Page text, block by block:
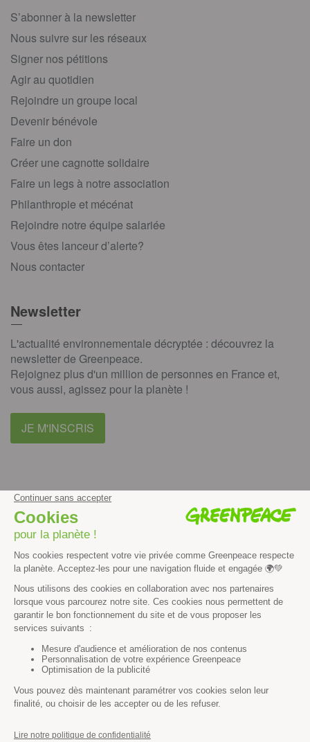
S’abonner à la newsletter
Nous suivre sur les réseaux
Signer nos pétitions
Agir au quotidien
Rejoindre un groupe local
Devenir bénévole
Faire un don
Créer une cagnotte solidaire
Faire un legs à notre association
Philanthropie et mécénat
Rejoindre notre équipe salariée
Vous êtes lanceur d’alerte?
Nous contacter
Newsletter
L'actualité environnementale décryptée : découvrez la
newsletter de Greenpeace.
Rejoignez plus d'un million de personnes en France et,
vous aussi, agissez pour la planète !
JE M'INSCRIS
instagramyoutube
Contenus et propriété intellectuelle
Mentions légales
Politique de confidentialité
Les autres sites de Greenpeace
dans le monde
Cliquez-ici pour modifier vos préférences en matière de cookies
Greenpeace
Tel : 01 80 96 96 96